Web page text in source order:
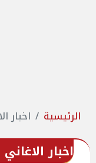
الرئيسية اخبار
اخبار